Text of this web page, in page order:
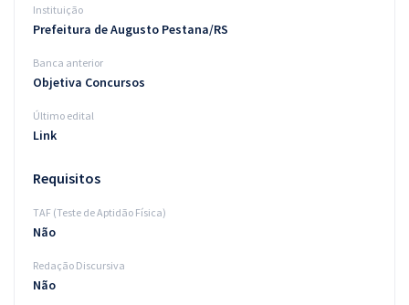
BlogInstituição
Prefeitura de Augusto Pestana/RS
Banca anterior
Objetiva Concursos
Último edital
Link
Requisitos
TAF (Teste de Aptidão Física)
Não
Redação Discursiva
Não